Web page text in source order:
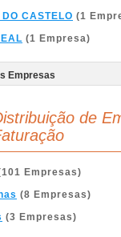
CASTELO (1
(1 Empresa)
de
Empresas)
(8 Empresas)
(3 Empresas)